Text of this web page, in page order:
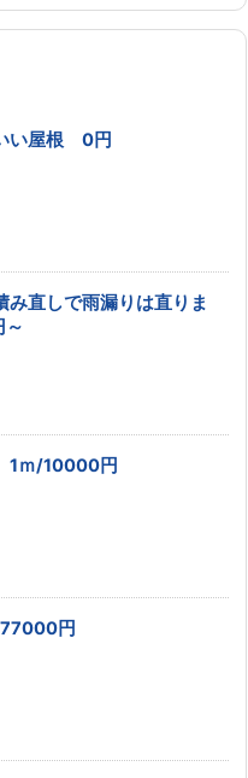
い屋根 0円
み直しで雨漏りは直りま
1ｍ/10000円
円